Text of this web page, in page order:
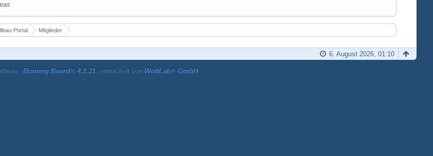
Portal Mitglieder
6. August 2026, 01:10
Burning Board® 4.1.21, entwickelt von WoltLab® GmbH